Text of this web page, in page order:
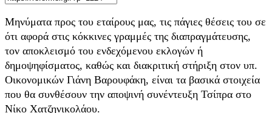
Μηνύματα προς του εταίρους μας, τις πάγιες θέσεις του σε
ότι αφορά στις κόκκινες γραμμές της διαπραγμάτευσης,
τον αποκλεισμό του ενδεχόμενου εκλογών ή
δημοψηφίσματος, καθώς και διακριτική στήριξη στον υπ.
Οικονομικών Γιάνη Βαρουφάκη, είναι τα βασικά στοιχεία
που θα συνθέσουν την αποψινή συνέντευξη Τσίπρα στο
Νίκο Χατζηνικολάου.